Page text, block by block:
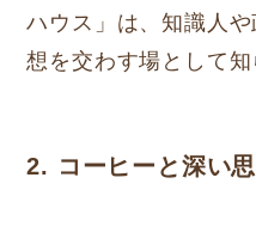
ハウス」は、知識人
想を交わす場として知
2. コーヒーと深い